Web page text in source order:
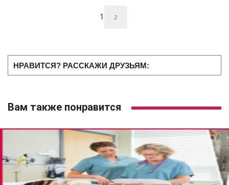
1 2
НРАВИТСЯ? РАССКАЖИ ДРУЗЬЯМ:
Вам также понравится